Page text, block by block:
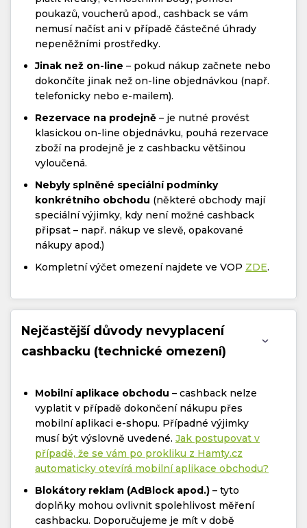
poukazů, voucherů apod., cashback se vám
nemusí načíst ani v případě částečné úhrady
nepeněžními prostředky.
Jinak než on-line – pokud nákup začnete nebo
dokončíte jinak než on-line objednávkou (např.
telefonicky nebo e-mailem).
Rezervace na prodejně – je nutné provést
klasickou on-line objednávku, pouhá rezervace
zboží na prodejně je z cashbacku většinou
vyloučená.
Nebyly splněné speciální podmínky
konkrétního obchodu (některé obchody mají
speciální výjimky, kdy není možné cashback
připsat – např. nákup ve slevě, opakované
nákupy apod.)
Kompletní výčet omezení najdete ve VOP ZDE.
Nejčastější důvody nevyplacení
cashbacku (technické omezení)
Mobilní aplikace obchodu – cashback nelze
vyplatit v případě dokončení nákupu přes
mobilní aplikaci e-shopu. Případné výjimky
musí být výslovně uvedené. Jak postupovat v
případě, že se vám po prokliku z Hamty.cz
automaticky otevírá mobilní aplikace obchodu?
Blokátory reklam (AdBlock apod.) – tyto
doplňky mohou ovlivnit spolehlivost měření
cashbacku. Doporučujeme je mít v době